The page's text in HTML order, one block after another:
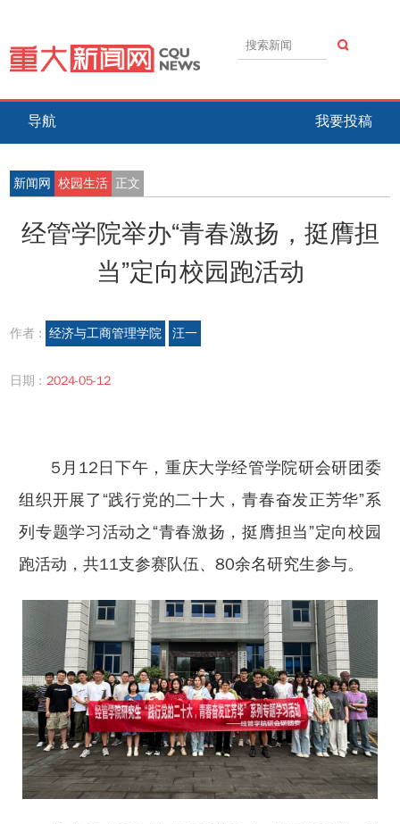
导航 我要投稿
新闻网 校园生活 正文
经管学院举办“青春激扬，挺膺担
当”定向校园跑活动
作者 : 经济与工商管理学院 汪一
日期 : 2024-05-12
5月12日下午，重庆大学经管学院研会研团委
组织开展了“践行党的二十大，青春奋发正芳华”系
列专题学习活动之“青春激扬，挺膺担当”定向校园
跑活动，共11支参赛队伍、80余名研究生参与。